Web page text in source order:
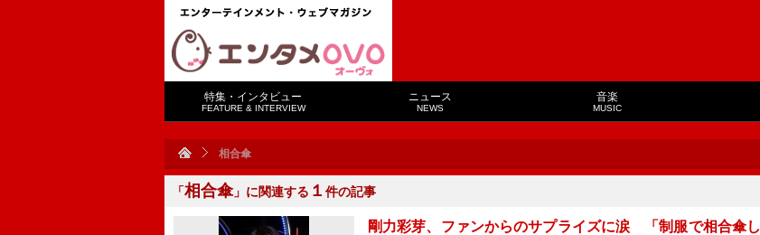
特集・インタビュー
FEATURE & INTERVIEW
ニュース
NEWS
音楽
MUSIC
相合傘
「相合傘」に関連する １ 件の記事
剛力彩芽、ファンからのサプライズに涙 「制服で相合傘し